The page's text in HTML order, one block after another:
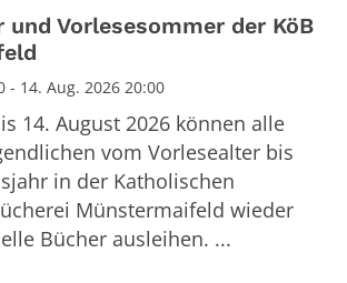
2026
und Vorlesesommer der KöB
- 14. Aug. 2026 20:00
14. August 2026 können alle
vom Vorlesealter bis
in der Katholischen
Münstermaifeld wieder
Bücher ausleihen. ...